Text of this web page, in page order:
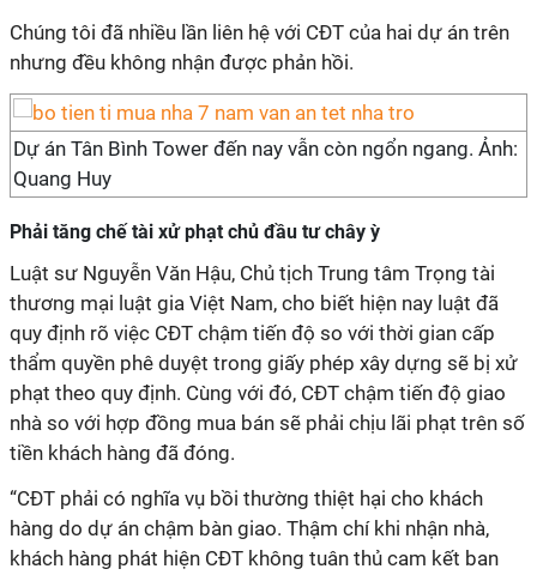
Chúng tôi đã nhiều lần liên hệ với CĐT của hai dự án trên
nhưng đều không nhận được phản hồi.
Dự án Tân Bình Tower đến nay vẫn còn ngổn ngang. Ảnh:
Quang Huy
Phải tăng chế tài xử phạt chủ đầu tư chây ỳ
Luật sư Nguyễn Văn Hậu, Chủ tịch Trung tâm Trọng tài
thương mại luật gia Việt Nam, cho biết hiện nay luật đã
quy định rõ việc CĐT chậm tiến độ so với thời gian cấp
thẩm quyền phê duyệt trong giấy phép xây dựng sẽ bị xử
phạt theo quy định. Cùng với đó, CĐT chậm tiến độ giao
nhà so với hợp đồng mua bán sẽ phải chịu lãi phạt trên số
tiền khách hàng đã đóng.
“CĐT phải có nghĩa vụ bồi thường thiệt hại cho khách
hàng do dự án chậm bàn giao. Thậm chí khi nhận nhà,
khách hàng phát hiện CĐT không tuân thủ cam kết ban